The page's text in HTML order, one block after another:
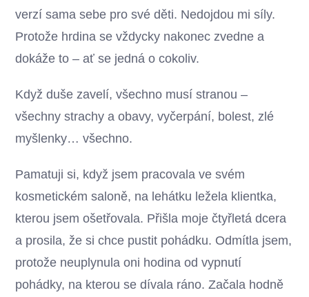
verzí sama sebe pro své děti. Nedojdou mi síly.
Protože hrdina se vždycky nakonec zvedne a
dokáže to – ať se jedná o cokoliv.
Když duše zavelí, všechno musí stranou –
všechny strachy a obavy, vyčerpání, bolest, zlé
myšlenky… všechno.
Pamatuji si, když jsem pracovala ve svém
kosmetickém saloně, na lehátku ležela klientka,
kterou jsem ošetřovala. Přišla moje čtyřletá dcera
a prosila, že si chce pustit pohádku. Odmítla jsem,
protože neuplynula oni hodina od vypnutí
pohádky, na kterou se dívala ráno. Začala hodně